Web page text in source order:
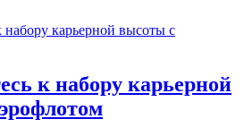
к набору карьерной